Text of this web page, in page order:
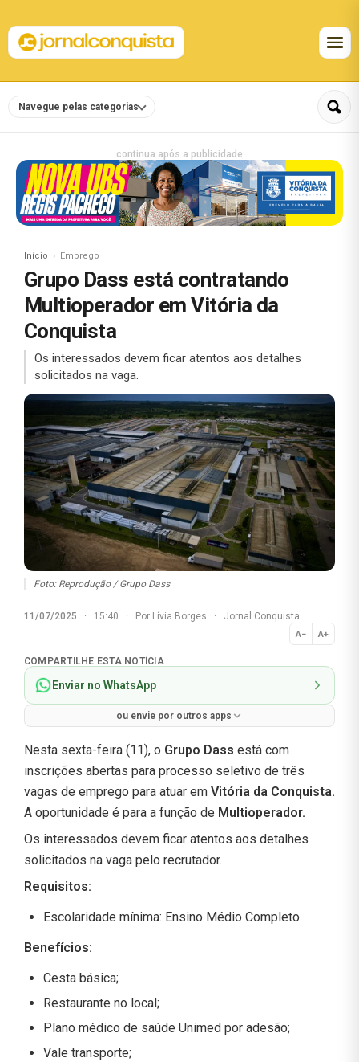
Navegue pelas categorias
continua após a publicidade
Início Emprego
Grupo Dass está contratando
Multioperador em Vitória da
Conquista
Os interessados devem ficar atentos aos detalhes
solicitados na vaga.
Foto: Reprodução / Grupo Dass
11/07/2025 · 15:40 · Por Lívia Borges · Jornal Conquista
A− A+
Normal
COMPARTILHE ESTA NOTÍCIA
Enviar no WhatsApp
ou envie por outros apps
Nesta sexta-feira (11), o Grupo Dass está com
inscrições abertas para processo seletivo de três
vagas de emprego para atuar em Vitória da Conquista.
A oportunidade é para a função de Multioperador.
Os interessados devem ficar atentos aos detalhes
solicitados na vaga pelo recrutador.
Requisitos:
Escolaridade mínima: Ensino Médio Completo.
Benefícios:
Cesta básica;
Restaurante no local;
Plano médico de saúde Unimed por adesão;
Vale transporte;